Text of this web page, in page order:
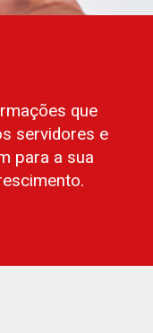
que
servidores e
para a sua